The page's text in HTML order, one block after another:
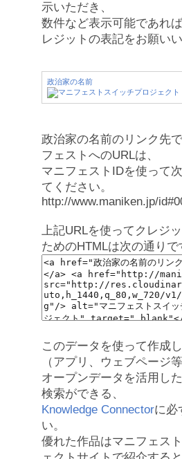
示いただき、
数件など表示可能であれ
レジットの表記をお願いい
政治家の名前
政治家の名前のリンク先
フェストへのURLは、
マニフェストIDを使って
てください。
http://www.maniken.jp/
上記URLを使ってクレジ
ためのHTMLは次の通りで
このデータを使って作成
（アプリ、ウェブページ等
オープンデータを活用し
検索ができる、
Knowledge Connectorに必
い。
優れた作品はマニフェス